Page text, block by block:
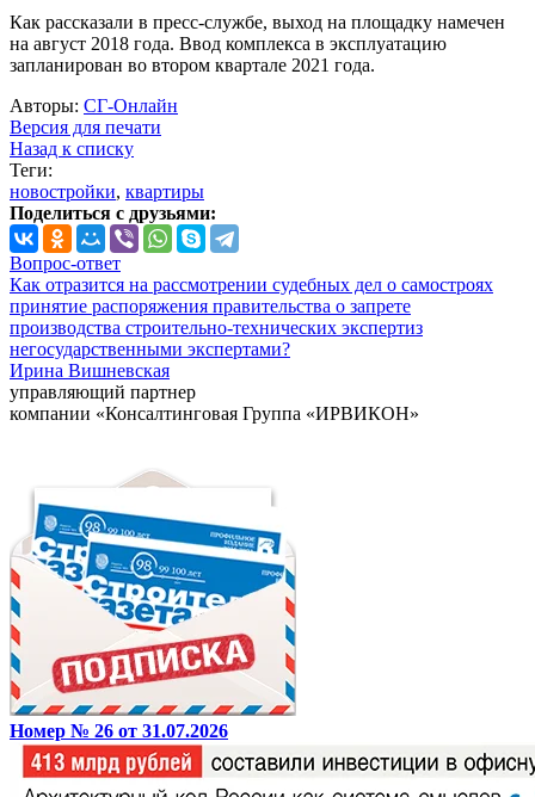
Как рассказали в пресс-службе, выход на площадку намечен
на август 2018 года. Ввод комплекса в эксплуатацию
запланирован во втором квартале 2021 года.
Авторы: СГ-Онлайн
Версия для печати
Назад к списку
Теги:
новостройки, квартиры
Поделиться с друзьями:
Вопрос-ответ
Как отразится на рассмотрении судебных дел о самостроях
принятие распоряжения правительства о запрете
производства строительно-технических экспертиз
негосударственными экспертами?
Ирина Вишневская
управляющий партнер
компании «Консалтинговая Группа «ИРВИКОН»
Номер № 26 от 31.07.2026